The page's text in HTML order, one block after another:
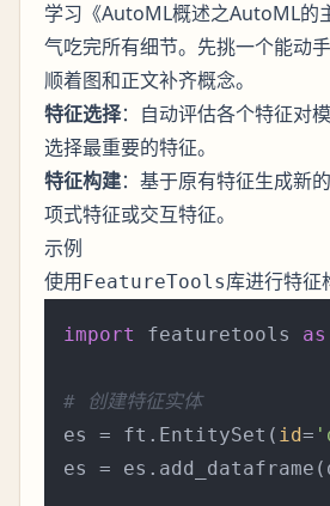
学习《AutoML概述之AutoML的
气吃完所有细节。先挑一个能动
顺着图和正文补齐概念。
特征选择：自动评估各个特征对
选择最重要的特征。
特征构建：基于原有特征生成新
项式特征或交互特征。
示例
使用FeatureTools库进行特征
import featuretools as
# 创建特征实体
es = ft.EntitySet( id=
es =